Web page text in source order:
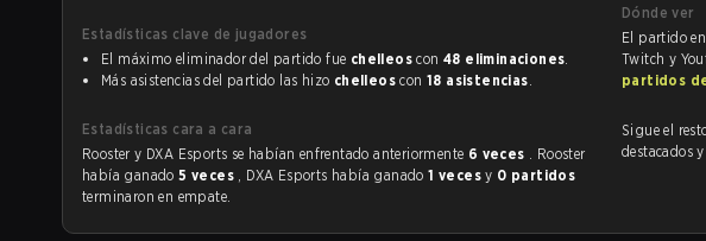
Estadísticas clave de jugadores
El máximo eliminador del partido fue chelleoscon 48 eliminaciones.
Más asistencias del partido las hizo chelleoscon 18 asistencias.
Estadísticas cara a cara
Rooster y DXA Esports se habían enfrentado anteriormente 6 veces . Rooster
había ganado5 veces , DXA Esports había ganado1 vecesy 0 partidos
terminaron en empate.
Dónde ver
El partido
Twitch y
partidos
Sigue el
destacados